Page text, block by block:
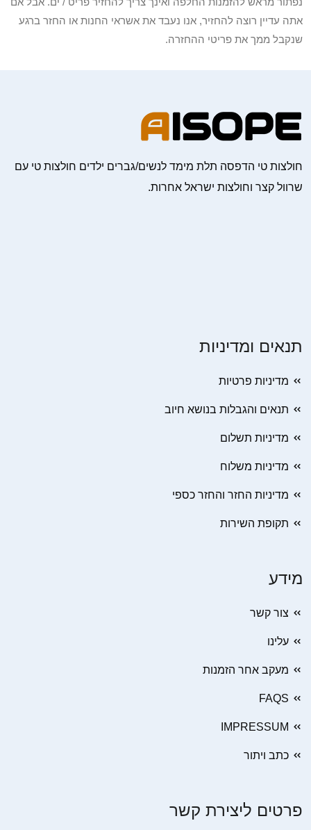
אתה עדיין רוצה להחזיר, אנו נעבד את אשראי החנות או החזר ברגע
שנקבל ממך את פריטי ההחזרה.
חולצות טי הדפסה תלת מימד לנשים/גברים ילדים חולצות טי עם
שרוול קצר וחולצות ישראל אחרות.
תנאים ומדיניות
מדיניות פרטיות
תנאים והגבלות בנושא חיוב
מדיניות תשלום
מדיניות משלוח
מדיניות החזר והחזר כספי
תקופת השירות
מידע
צור קשר
עלינו
מעקב אחר הזמנות
FAQS
IMPRESSUM
כתב ויתור
פרטים ליצירת קשר